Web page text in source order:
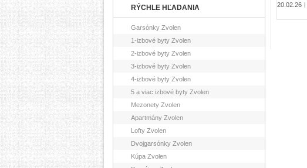
20.02.26 |
RÝCHLE HĽADANIA
Garsónky Zvolen
1-izbové byty Zvolen
2-izbové byty Zvolen
3-izbové byty Zvolen
4-izbové byty Zvolen
5 a viac izbové byty Zvolen
Mezonety Zvolen
Apartmány Zvolen
Lofty Zvolen
Dvojgarsónky Zvolen
Kúpa Zvolen